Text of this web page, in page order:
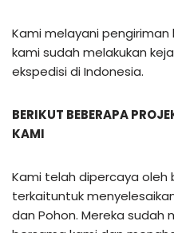
Kami melayani pengiriman
kami sudah melakukan
ekspedisi di Indonesia.
BERIKUT BEBERAPA
KAMI
Kami telah dipercaya oleh
terkaituntuk
dan Pohon. Mereka sudah